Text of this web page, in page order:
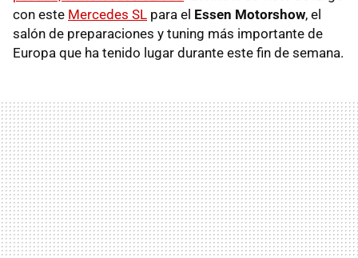
con este Mercedes SL para el Essen Motorshow, el
salón de preparaciones y tuning más importante de
Europa que ha tenido lugar durante este fin de semana.